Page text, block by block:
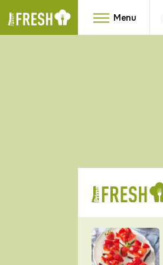
Menu
RYCHLOVKY